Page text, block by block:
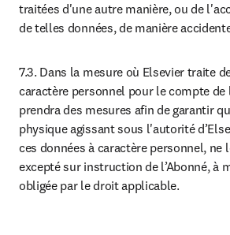
traitées d'une autre manière, ou de
de telles données, de manière
7.3. Dans la mesure où Elsevier traite
caractère personnel pour le compte de
prendra des mesures afin de garantir
physique agissant sous l'autorité
ces données à caractère personnel, ne
excepté sur instruction de l’Abonné, à
obligée par le droit applicable.